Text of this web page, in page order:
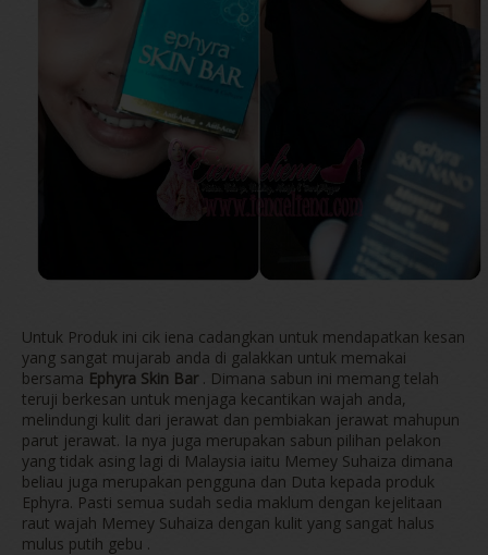
Untuk Produk ini cik iena cadangkan untuk mendapatkan kesan
yang sangat mujarab anda di galakkan untuk memakai
bersama Ephyra Skin Bar. Dimana sabun ini memang telah
teruji berkesan untuk menjaga kecantikan wajah anda,
melindungi kulit dari jerawat dan pembiakan jerawat mahupun
parut jerawat. Ia nya juga merupakan sabun pilihan pelakon
yang tidak asing lagi di Malaysia iaitu Memey Suhaiza dimana
beliau juga merupakan pengguna dan Duta kepada produk
Ephyra. Pasti semua sudah sedia maklum dengan kejelitaan
raut wajah Memey Suhaiza dengan kulit yang sangat halus
mulus putih gebu .